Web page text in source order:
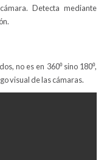
Detecta mediante
no es en 360⁰ sino 180⁰,
visual de las cámaras.